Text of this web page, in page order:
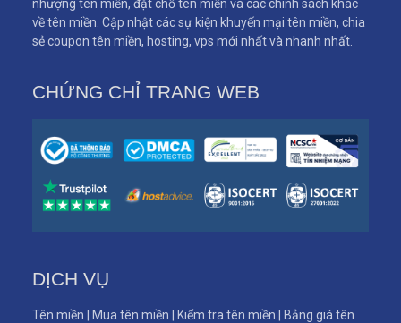
nhượng tên miền, đặt chỗ tên miền và các chính sách khác
về tên miền. Cập nhật các sự kiện khuyến mại tên miền, chia
sẻ coupon tên miền, hosting, vps mới nhất và nhanh nhất.
CHỨNG CHỈ TRANG WEB
DỊCH VỤ
Tên miền Mua tên miền Kiểm tra tên miền
Bảng giá tên